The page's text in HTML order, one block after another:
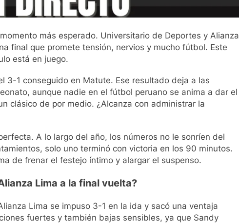
más esperado. Universitario de Deportes y Alianza
final que promete tensión, nervios y mucho fútbol. Este
está en juego.
3-1 conseguido en Matute. Ese resultado deja a las
aunque nadie en el fútbol peruano se anima a dar el
clásico de por medio. ¿Alcanza con administrar la
A lo largo del año, los números no le sonríen del
solo uno terminó con victoria en los 90 minutos.
de frenar el festejo íntimo y alargar el suspenso.
Lima a la final vuelta?
Lima se impuso 3-1 en la ida y sacó una ventaja
fuertes y también bajas sensibles, ya que Sandy